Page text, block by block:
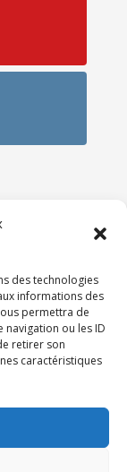
des technologies
informations des
permettra de
ou les ID
retirer son
caractéristiques
Tarifs